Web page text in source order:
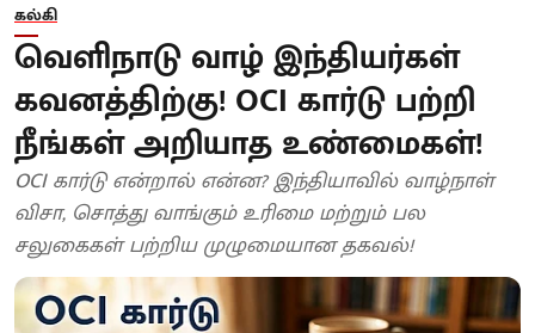
கல்கி
வெளிநாடு வாழ் இந்தியர்கள்
கவனத்திற்கு! OCI கார்டு பற்றி
நீங்கள் அறியாத உண்மைகள்!
OCI கார்டு என்றால் என்ன? இந்தியாவில் வாழ்நாள்
விசா, சொத்து வாங்கும் உரிமை மற்றும் பல
சலுகைகள் பற்றிய முழுமையான தகவல்!